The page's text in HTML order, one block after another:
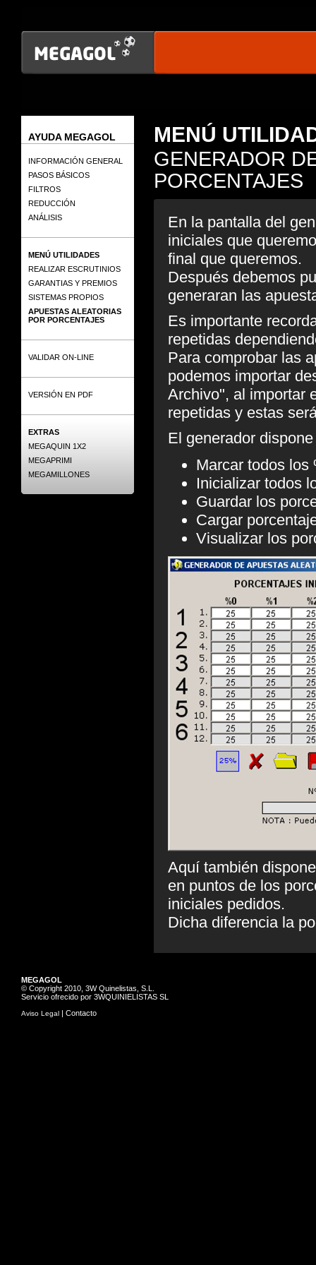
AYUDA MEGAGOL
INFORMACIÓN GENERAL
PASOS BÁSICOS
FILTROS
REDUCCIÓN
ANÁLISIS
MENÚ UTILIDADES
REALIZAR ESCRUTINIOS
GARANTIAS Y PREMIOS
SISTEMAS PROPIOS
APUESTAS ALEATORIAS
POR PORCENTAJES
VALIDAR ON-LINE
VERSIÓN EN PDF
EXTRAS
MEGAQUIN 1X2
MEGAPRIMI
MEGAMILLONES
MENÚ
GENERADOR
PORCENTAJES
En la pantalla del
iniciales que
final que queremos.
Después debemos
generaran las
Es importante
repetidas
Para comprobar las
podemos importar
Archivo", al importar
repetidas y estas
El generador
Marcar todos los
Inicializar todos
Guardar los
Cargar
Visualizar los
Aquí también
en puntos de los
iniciales pedidos.
Dicha diferencia la
MEGAGOL
© Copyright 2010, 3W Quinelistas, S.L.
Servicio ofrecido por 3WQUINIELISTAS SL
Aviso Legal | Contacto